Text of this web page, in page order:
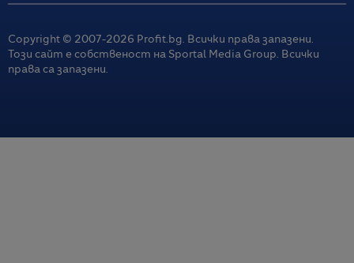
Copyright © 2007-2026 Profit.bg. Всички права запазени.
Този сайт е собственост на Sportal Media Group. Всички
права са запазени.